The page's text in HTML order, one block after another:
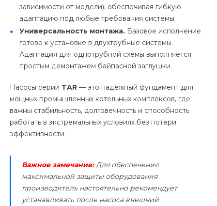
зависимости от модели), обеспечивая гибкую
адаптацию под любые требования системы.
Универсальность монтажа. Базовое исполнение
готово к установке в двухтрубные системы.
Адаптация для однотрубной схемы выполняется
простым демонтажем байпасной заглушки.
Насосы серии TAR — это надёжный фундамент для
мощных промышленных котельных комплексов, где
важны стабильность, долговечность и способность
работать в экстремальных условиях без потери
эффективности.
Важное замечание:Для обеспечения
максимальной защиты оборудования
производитель настоятельно рекомендует
устанавливать после насоса внешний